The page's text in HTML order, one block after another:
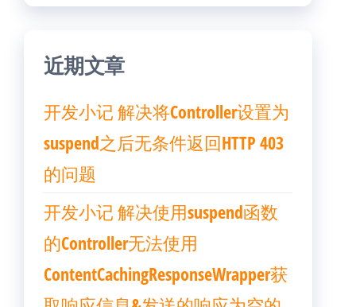
近期文章
开发小记 解决将Controller设置为
suspend之后无条件返回HTTP 403
的问题
开发小记 解决使用suspend函数
的Controller无法使用
ContentCachingResponseWrapper获